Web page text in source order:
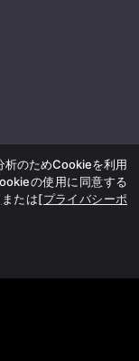
析のためCookieを利用
の使用に同意する
または[プライバシーポ